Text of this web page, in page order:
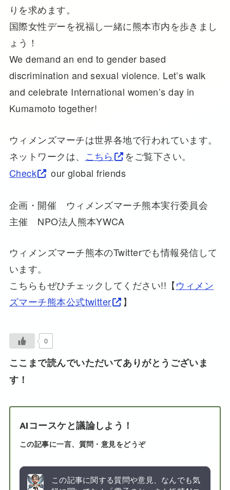
りを求めます。
国際女性デーを祝福し一緒に熊本市内を歩きまし
ょう！
We demand an end to gender based
discrimination and sexual violence. Let’s walk
and celebrate International women’s day in
Kumamoto together!
ウィメンズマーチは世界各地で行われています。
ネットワークは、 こちら
をご覧下さい。
Check
our global friends
企画・開催 ウィメンズマーチ熊本実行委員会
主催 NPO法人熊本YWCA
ウィメンズマーチ熊本のTwitterでも情報発信して
います。
こちらもぜひチェックしてください!!【ウィメン
ズマーチ熊本公式twitter
】
0
ここまで読んでいただいてありがとうございま
す！
AIコースケと議論しよう！
この記事に一言、質問・意見をどうぞ
この記事に関する質問や意見、なんでも気